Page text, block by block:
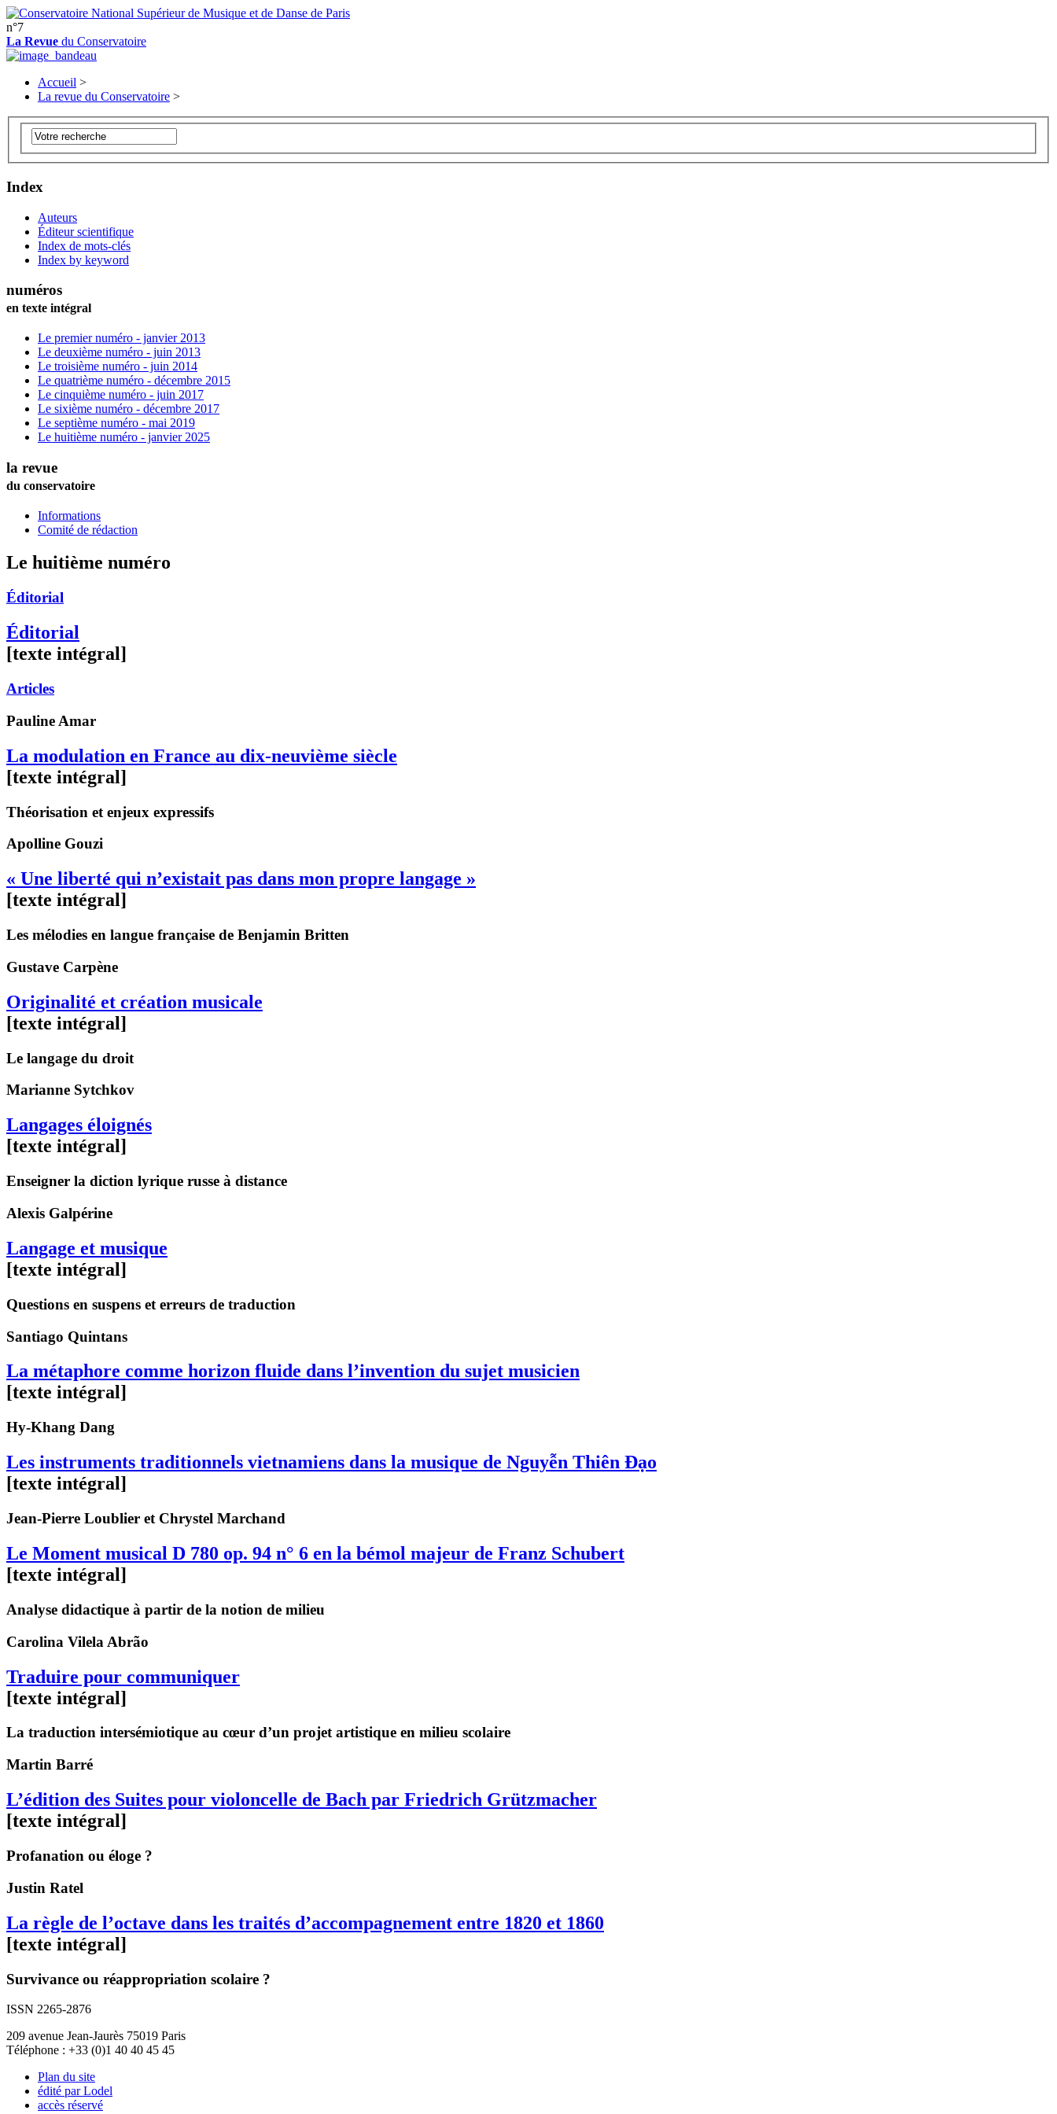
n°7
La Revue du Conservatoire
Accueil >
La revue du Conservatoire >
Index
Auteurs
Éditeur scientifique
Index de mots-clés
Index by keyword
numéros
en texte intégral
Le premier numéro - janvier 2013
Le deuxième numéro - juin 2013
Le troisième numéro - juin 2014
Le quatrième numéro - décembre 2015
Le cinquième numéro - juin 2017
Le sixième numéro - décembre 2017
Le septième numéro - mai 2019
Le huitième numéro - janvier 2025
la revue
du conservatoire
Informations
Comité de rédaction
Le huitième numéro
Éditorial
Éditorial
[texte intégral]
Articles
Pauline Amar
La modulation en France au dix-neuvième siècle
[texte intégral]
Théorisation et enjeux expressifs
Apolline Gouzi
« Une liberté qui n’existait pas dans mon propre langage »
[texte intégral]
Les mélodies en langue française de Benjamin Britten
Gustave Carpène
Originalité et création musicale
[texte intégral]
Le langage du droit
Marianne Sytchkov
Langages éloignés
[texte intégral]
Enseigner la diction lyrique russe à distance
Alexis Galpérine
Langage et musique
[texte intégral]
Questions en suspens et erreurs de traduction
Santiago Quintans
La métaphore comme horizon fluide dans l’invention du sujet musicien
[texte intégral]
Hy-Khang Dang
Les instruments traditionnels vietnamiens dans la musique de Nguyễn Thiên Đạo
[texte intégral]
Jean-Pierre Loublier et Chrystel Marchand
Le Moment musical D 780 op. 94 n° 6 en la bémol majeur de Franz Schubert
[texte intégral]
Analyse didactique à partir de la notion de milieu
Carolina Vilela Abrão
Traduire pour communiquer
[texte intégral]
La traduction intersémiotique au cœur d’un projet artistique en milieu scolaire
Martin Barré
L’édition des Suites pour violoncelle de Bach par Friedrich Grützmacher
[texte intégral]
Profanation ou éloge ?
Justin Ratel
La règle de l’octave dans les traités d’accompagnement entre 1820 et 1860
[texte intégral]
Survivance ou réappropriation scolaire ?
ISSN 2265-2876
209 avenue Jean-Jaurès 75019 Paris
Téléphone : +33 (0)1 40 40 45 45
Plan du site
édité par Lodel
accès réservé